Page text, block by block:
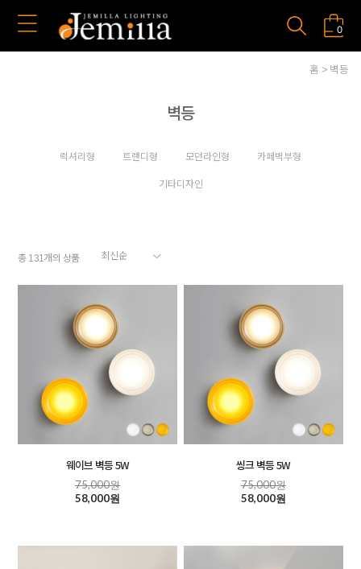
0
홈 벽등
벽등
럭셔리형 트랜디형 모던라인형
카페벽부형
기타디자인
총 131개의 상품
웨이브 벽등 5W
75,000원
58,000원
씽크 벽등 5W
75,000원
58,000원